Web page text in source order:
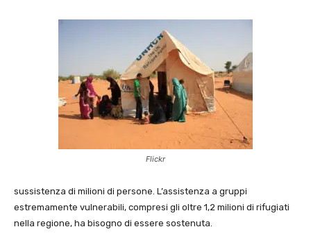
Flickr
sussistenza di milioni di persone. L’assistenza a gruppi
estremamente vulnerabili, compresi gli oltre 1,2 milioni di rifugiati
nella regione, ha bisogno di essere sostenuta.